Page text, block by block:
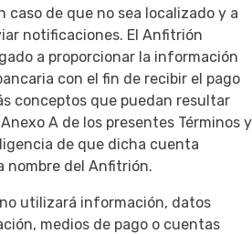
caso de que no sea localizado y a
notificaciones. El Anfitrión
a proporcionar la información
con el fin de recibir el pago
conceptos que puedan resultar
A de los presentes Términos y
de que dicha cuenta
nombre del Anfitrión.
utilizará información, datos
medios de pago o cuentas